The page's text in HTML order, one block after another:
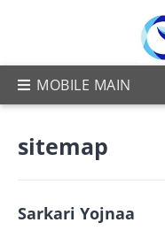
sitemap
Sarkari Yojnaa